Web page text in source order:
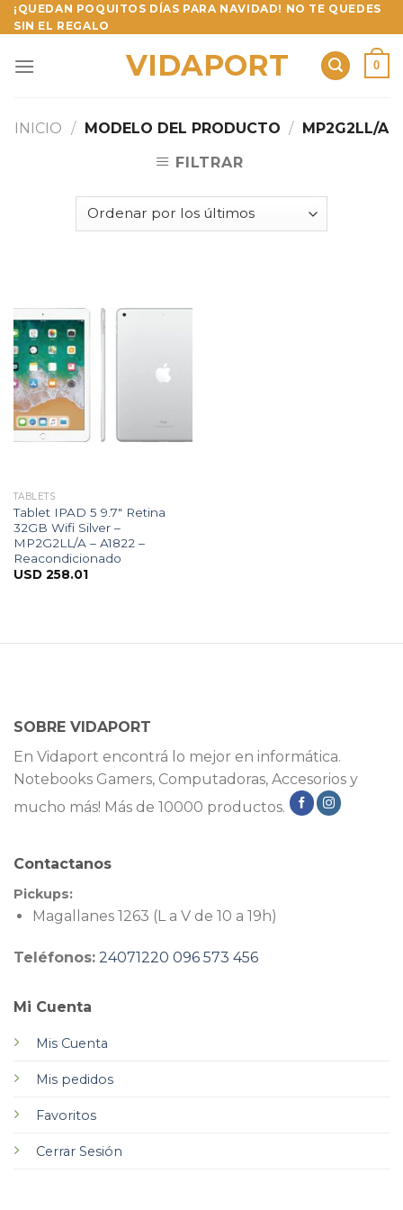
Skip
to
¡QUEDAN POQUITOS DÍAS PARA NAVIDAD! NO TE QUEDES
SIN EL REGALO
VIDAPORT 0
INICIO / MODELO DEL PRODUCTO / MP2G2LL/A
FILTRAR
TABLETS
Tablet IPAD 5 9.7″ Retina
32GB Wifi Silver –
MP2G2LL/A – A1822 –
Reacondicionado
USD 258.01
SOBRE VIDAPORT
En Vidaport encontrá lo mejor en informática.
Notebooks Gamers, Computadoras, Accesorios y
mucho más! Más de 10000 productos.
Mi Cuenta
Mis Cuenta
Mis pedidos
Favoritos
Cerrar Sesión
Contactanos
Pickups:
Magallanes 1263 (L a V de 10 a 19h)
Teléfonos: 24071220 096 573 456